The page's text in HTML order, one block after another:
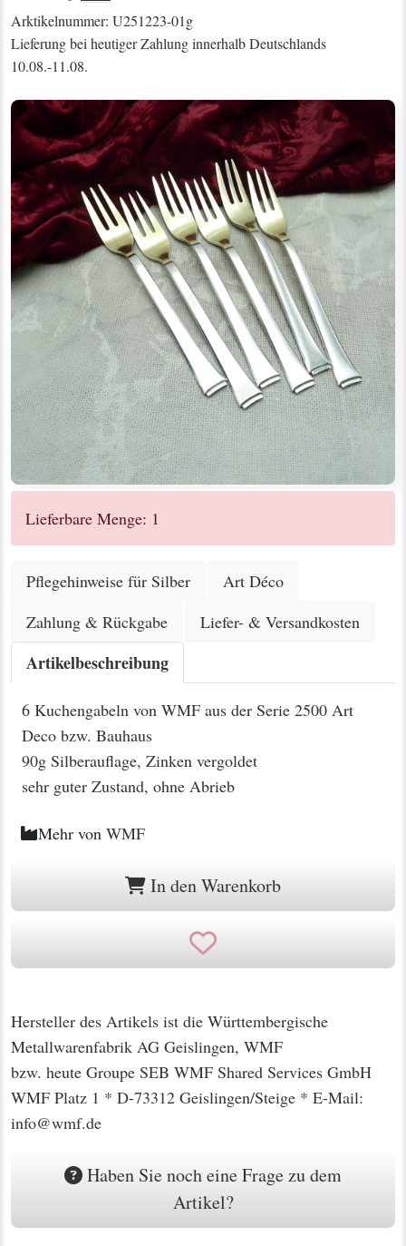
Arktikelnummer: U251223-01g
Lieferung bei heutiger Zahlung innerhalb Deutschlands
10.08.-11.08.
Lieferbare Menge: 1
Pflegehinweise für Silber
Art Déco
Zahlung & Rückgabe
Liefer- & Versandkosten
Artikelbeschreibung
6 Kuchengabeln von WMF aus der Serie 2500 Art
Deco bzw. Bauhaus
90g Silberauflage, Zinken vergoldet
sehr guter Zustand, ohne Abrieb
Mehr von WMF
In den Warenkorb
Hersteller des Artikels ist die Württembergische
Metallwarenfabrik AG Geislingen, WMF
bzw. heute Groupe SEB WMF Shared Services GmbH
WMF Platz 1 * D-73312 Geislingen/Steige * E-Mail:
info@wmf.de
Haben Sie noch eine Frage zu dem
Artikel?